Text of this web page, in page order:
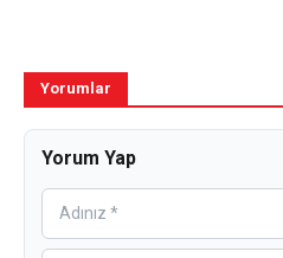
Yorumlar
Yorum Yap